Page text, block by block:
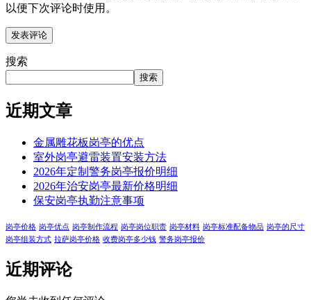
以便下次评论时使用。
搜索
搜索
近期文章
金属雕花板岗亭的优点
室外岗亭避雷装置安装方法
2026年定制警务岗亭报价明细
2026年治安岗亭最新价格明细
保安岗亭执勤注意事项
岗亭价格 岗亭优点 岗亭制作流程 岗亭岗位职责 岗亭材料 岗亭标准配备物品 岗亭的尺寸
岗亭组装方式 拉萨岗亭价格 收费岗亭多少钱 警务岗亭报价
近期评论